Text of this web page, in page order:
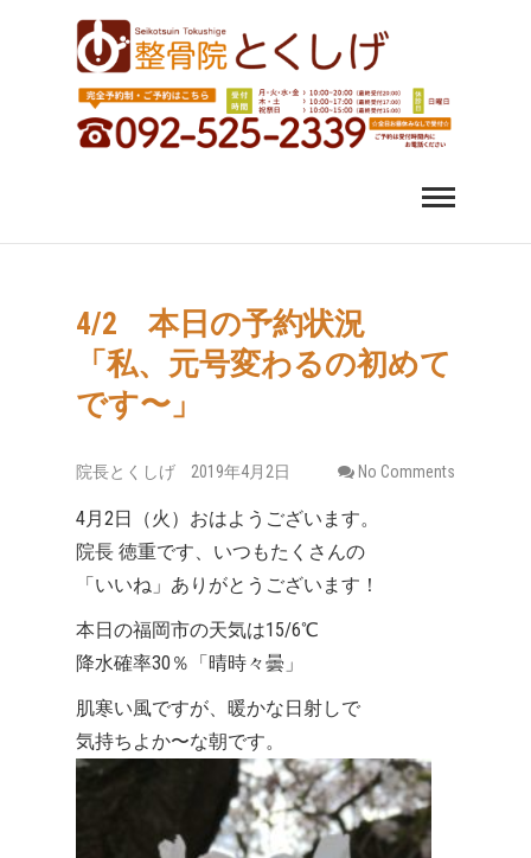
福岡市中央区 薬院 肩
こり 腰痛｜整体 スポ
ーツ障害なら整骨院
福岡市中央区、薬院、天神、平尾、博多、六本松で肩こ
り、腰痛、変形性股関節症にお悩みなら整骨院とくしげ
へ。患者さんのお話を丁寧にお聞きし、施術させていた
だきます。スポーツ選手のケガもおまかせください。
4/2 本日の予約状況
「私、元号変わるの初めて
です〜」
院長とくしげ 2019年4月2日 No Comments
4月2日（火）おはようございます。
院長 徳重です、いつもたくさんの
「いいね」ありがとうございます！
本日の福岡市の天気は15/6℃
降水確率30％「晴時々曇」
肌寒い風ですが、暖かな日射しで
気持ちよか〜な朝です。